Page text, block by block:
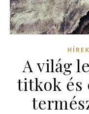
HÍREK
A világ
titkok és